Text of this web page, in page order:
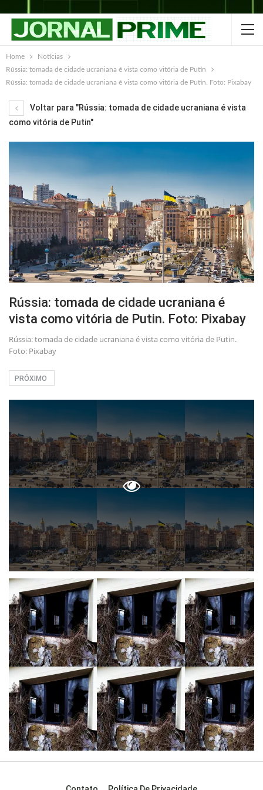
Home
Notícias
Rússia: tomada de cidade ucraniana é vista como vitória de Putin
Rússia: tomada de cidade ucraniana é vista como vitória de Putin. Foto: Pixabay
Voltar para "Rússia: tomada de cidade ucraniana é vista
como vitória de Putin"
Rússia: tomada de cidade ucraniana é
vista como vitória de Putin. Foto: Pixabay
Rússia: tomada de cidade ucraniana é vista como vitória de Putin.
Foto: Pixabay
PRÓXIMO